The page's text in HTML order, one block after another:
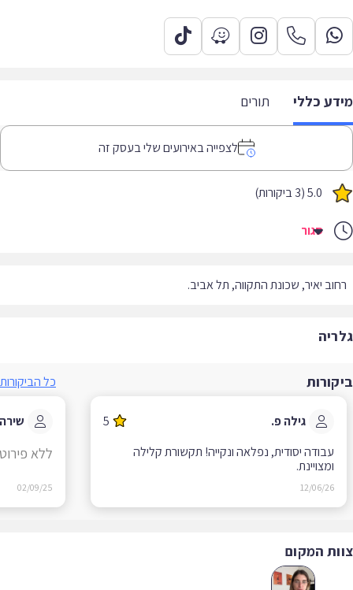
כללי תורים
לצפייה באירועים שלי בעסק זה
5.0 (3 ביקורות)
סגור
יאיר, שכונת התקווה, תל אביב.
כל הביקורות
גילה פ.
5
עבודה יסודית, נפלאה ונקייה! תקשורת קלילה
ומצויינת.
12/06/26
שירה
ללא פירוט
02/09/25
המקום